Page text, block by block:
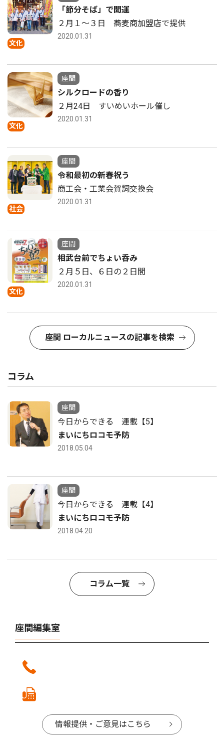
文化
「節分そば」で開運
２月１〜３日 蕎麦商加盟店で提供
2020.01.31
文化
座間
シルクロードの香り
２月24日 すいめいホール催し
2020.01.31
社会
座間
令和最初の新春祝う
商工会・工業会賀詞交換会
2020.01.31
文化
座間
相武台前でちょい呑み
２月５日、６日の２日間
2020.01.31
座間 ローカルニュースの記事を検索
コラム
座間
今日からできる 連載【5】
まいにちロコモ予防
2018.05.04
座間
今日からできる 連載【4】
まいにちロコモ予防
2018.04.20
コラム一覧
座間編集室
情報提供・ご意見はこちら